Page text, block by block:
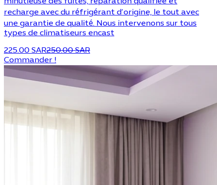
recharge avec du réfrigérant d’origine, le tout avec
une garantie de qualité. Nous intervenons sur tous
types de climatiseurs encast
225.00 SAR250.00 SAR
Commander !